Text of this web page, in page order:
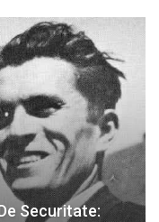
Securitate: